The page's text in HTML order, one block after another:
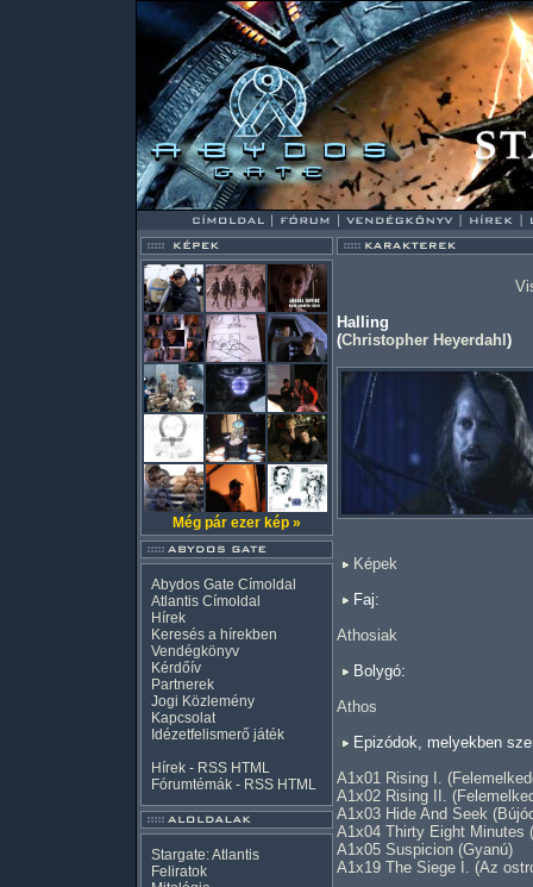
Még pár ezer kép »
Abydos Gate Címoldal
Atlantis Címoldal
Hírek
Keresés a hírekben
Vendégkönyv
Kérdőív
Partnerek
Jogi Közlemény
Kapcsolat
Idézetfelismerő játék
Hírek - RSS HTML
Fórumtémák - RSS HTML
Stargate: Atlantis
Feliratok
Halling
(Christopher Heyerdahl )
Képek
Faj:
Athosiak
Bolygó:
Athos
Epizódok, melyekben
A1x01 Rising I.
A1x02 Rising II.
A1x03 Hide And Seek
A1x04 Thirty Eight Minutes
A1x05 Suspicion (Gyanú)
A1x19 The Siege I. (Az